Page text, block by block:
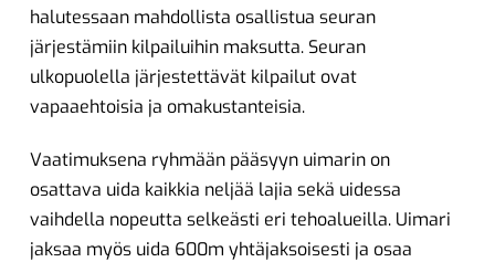
halutessaan mahdollista osallistua seuran
järjestämiin kilpailuihin maksutta. Seuran
ulkopuolella järjestettävät kilpailut ovat
vapaaehtoisia ja omakustanteisia.
Vaatimuksena ryhmään pääsyyn uimarin on
osattava uida kaikkia neljää lajia sekä uidessa
vaihdella nopeutta selkeästi eri tehoalueilla. Uimari
jaksaa myös uida 600m yhtäjaksoisesti ja osaa